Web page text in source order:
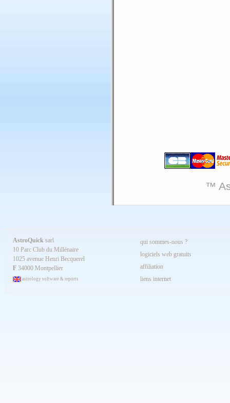
™
AstroQuick sarl
10 Parc Club du Millénaire
1025 avenue Henri Becquerel
F 34000 Montpellier
astrology software & reports
qui sommes-nous ?
logiciels web gratuits
affiliation
liens internet